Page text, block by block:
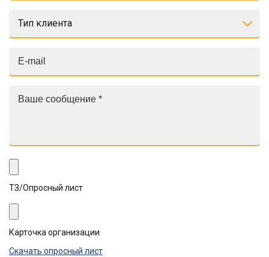
Тип клиента
ТЗ/Опросный лист
Карточка организации
Скачать опросный лист